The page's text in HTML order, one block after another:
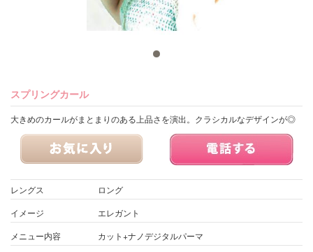
スプリングカール
大きめのカールがまとまりのある上品さを演出。クラシカルなデザインが◎
レングス
ロング
イメージ
エレガント
メニュー内容
カット+ナノデジタルパーマ